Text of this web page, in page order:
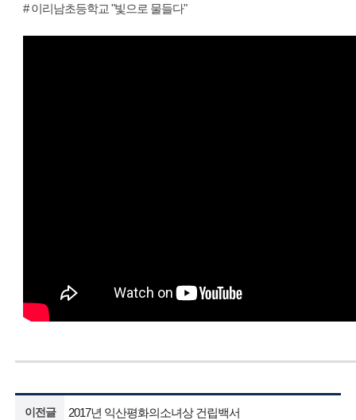
# 이리남초등학교 "빛으로 물들다"
이전글 2017년 익산평화의소녀상 건립백서